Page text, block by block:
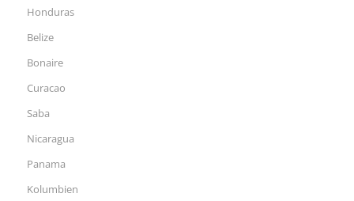
Honduras
Belize
Bonaire
Curacao
Saba
Nicaragua
Panama
Kolumbien